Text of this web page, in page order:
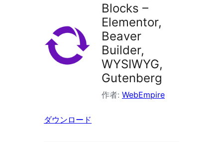
Blocks –
Elementor,
Beaver
Builder,
WYSIWYG,
Gutenberg
作者: WebEmpire
ダウンロード